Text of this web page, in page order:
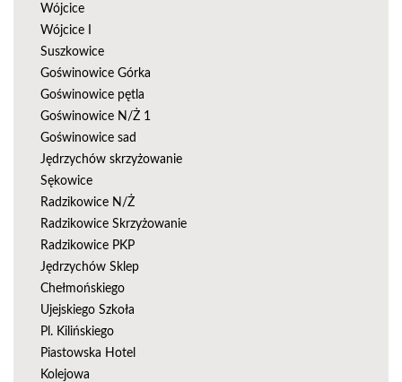
Wójcice
Wójcice I
Suszkowice
Goświnowice Górka
Goświnowice pętla
Goświnowice N/Ż 1
Goświnowice sad
Jędrzychów skrzyżowanie
Sękowice
Radzikowice N/Ż
Radzikowice Skrzyżowanie
Radzikowice PKP
Jędrzychów Sklep
Chełmońskiego
Ujejskiego Szkoła
Pl. Kilińskiego
Piastowska Hotel
Kolejowa